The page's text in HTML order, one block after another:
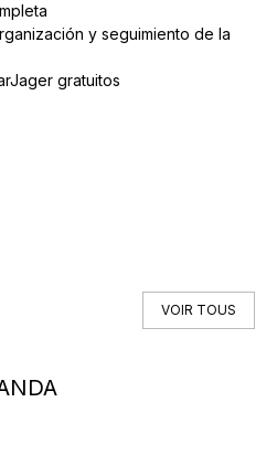
y seguimiento de la
gratuitos
VOIR TOUS